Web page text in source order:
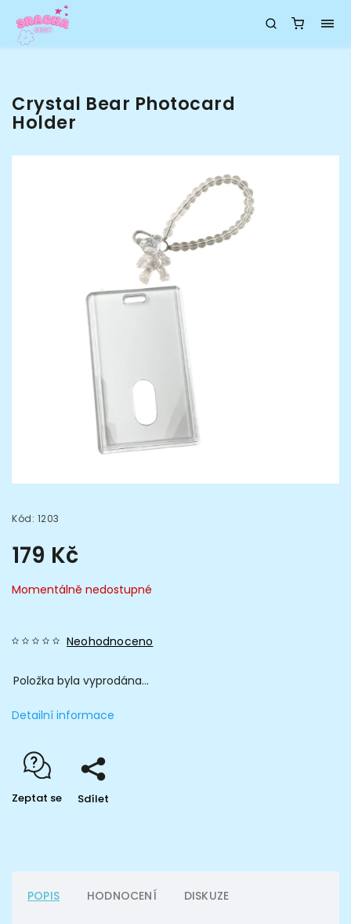
Crystal Bear Photocard
Holder
Kód: 1203
179 Kč
Momentálně nedostupné
Neohodnoceno
Položka byla vyprodána…
Detailní informace
Zeptat se Sdílet
POPIS HODNOCENÍ DISKUZE